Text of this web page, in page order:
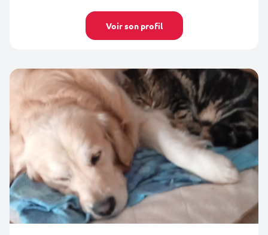
Voir son profil